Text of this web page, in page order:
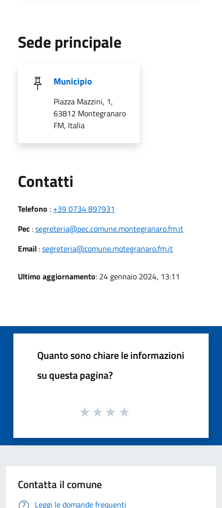
Sede principale
Municipio
Piazza Mazzini, 1,
63812 Montegranaro
FM, Italia
Contatti
Telefono : +39 0734 897931
Pec :segreteria@pec.comune.montegranaro.fm.it
Email :segreteria@comune.motegranaro.fm.it
Ultimo aggiornamento: 24 gennaio 2024, 13:11
Quanto sono chiare le informazioni
su questa pagina?
Contatta il comune
Leggi le domande frequenti